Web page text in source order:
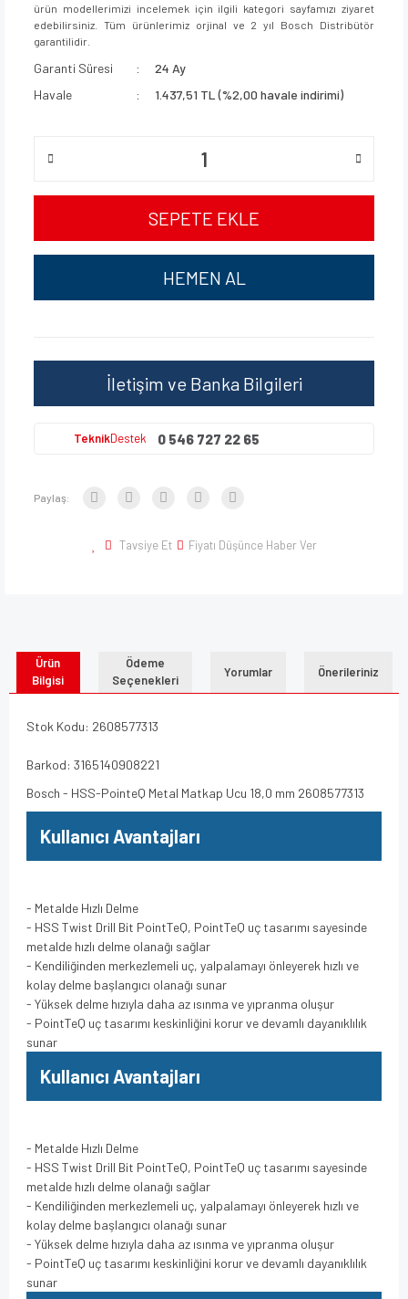
ürün modellerimizi incelemek için ilgili kategori sayfamızı ziyaret
edebilirsiniz. Tüm ürünlerimiz orjinal ve 2 yıl Bosch Distribütör
garantilidir.
Garanti Süresi
24 Ay
Havale
1.437,51 TL (%2,00 havale indirimi)
SEPETE EKLE
HEMEN AL
İletişim ve Banka Bilgileri
TeknikDestek 0 546 727 22 65
Paylaş:
Tavsiye Et Fiyatı Düşünce Haber Ver
Ürün
Bilgisi
Ödeme
Seçenekleri
Yorumlar Önerileriniz
Stok Kodu: 2608577313
Barkod: 3165140908221
Bosch - HSS-PointeQ Metal Matkap Ucu 18,0 mm 2608577313
Kullanıcı Avantajları
- Metalde Hızlı Delme
- HSS Twist Drill Bit PointTeQ, PointTeQ uç tasarımı sayesinde
metalde hızlı delme olanağı sağlar
- Kendiliğinden merkezlemeli uç, yalpalamayı önleyerek hızlı ve
kolay delme başlangıcı olanağı sunar
- Yüksek delme hızıyla daha az ısınma ve yıpranma oluşur
- PointTeQ uç tasarımı keskinliğini korur ve devamlı dayanıklılık
sunar
Kullanıcı Avantajları
- Metalde Hızlı Delme
- HSS Twist Drill Bit PointTeQ, PointTeQ uç tasarımı sayesinde
metalde hızlı delme olanağı sağlar
- Kendiliğinden merkezlemeli uç, yalpalamayı önleyerek hızlı ve
kolay delme başlangıcı olanağı sunar
- Yüksek delme hızıyla daha az ısınma ve yıpranma oluşur
- PointTeQ uç tasarımı keskinliğini korur ve devamlı dayanıklılık
sunar